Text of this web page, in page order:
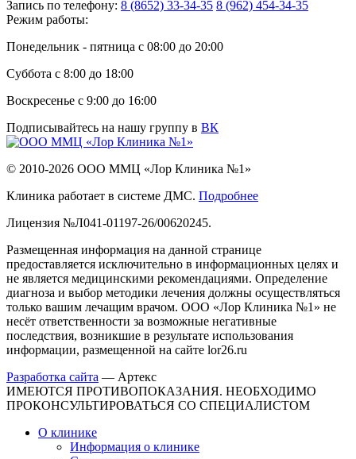
Запись по телефону: 8 (8652) 33-34-35 8 (962) 454-34-35
Режим работы:
Понедельник - пятница с 08:00 до 20:00
Суббота с 8:00 до 18:00
Воскресенье с 9:00 до 16:00
Подписывайтесь на нашу группу в ВК
© 2010-2026 ООО ММЦ «Лор Клиника №1»
Клиника работает в системе ДМС. Подробнее
Лицензия №Л041-01197-26/00620245.
Размещенная информация на данной странице
предоставляется исключительно в информационных целях и
не является медицинскими рекомендациями. Определение
диагноза и выбор методики лечения должны осуществляться
только вашим лечащим врачом. ООО «Лор Клиника №1» не
несёт ответственности за возможные негативные
последствия, возникшие в результате использования
информации, размещенной на сайте lor26.ru
Разработка сайта — Артекс
ИМЕЮТСЯ ПРОТИВОПОКАЗАНИЯ. НЕОБХОДИМО
ПРОКОНСУЛЬТИРОВАТЬСЯ СО СПЕЦИАЛИСТОМ
О клинике
Информация о клинике